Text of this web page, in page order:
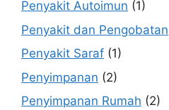
Penyakit Autoimun (1)
Penyakit dan Pengobatan
Penyakit Saraf (1)
Penyimpanan (2)
Penyimpanan Rumah (2)